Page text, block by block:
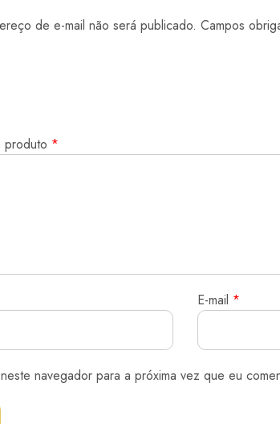
de e-mail não será publicado. Campos
produto *
E-mail *
navegador para a próxima vez que eu